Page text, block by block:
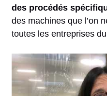
des procédés
des machines que l’on
toutes les entreprises